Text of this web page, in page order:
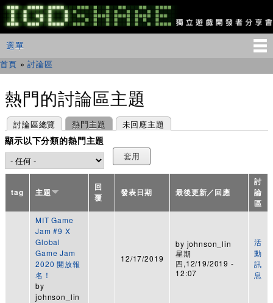
移
至
主
IGDSHARE
獨
遊
發
會
主選單
選單
您在這裡
首頁 »討論區
熱門的討論區主題
主要索引標籤
討論區總覽 熱門主題
(作用中頁籤) 未回應主題
顯示以下分類的熱門主題
tag 主題
回
覆
發表日期 最後更新／回應
討
論
區
MIT Game
Jam #9 X
Global
Game Jam
2020 開放報
名！
by
johnson_lin
12/17/2019
by johnson_lin
星期
四,12/19/2019 -
12:07
活
動
訊
息